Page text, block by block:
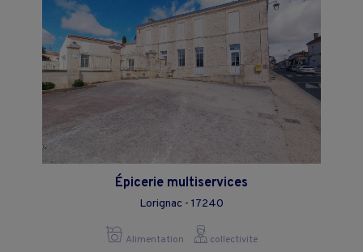
Épicerie multiservices
Lorignac - 17240
Alimentation collectivite